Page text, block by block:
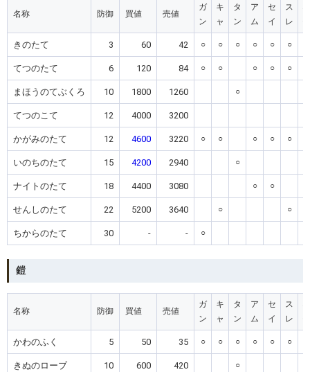
名称 防御 買値 売値
ガ
ン
キ
ャ
タ
ン
ア
ム
セ
イ
ス
レ
きのたて 3 60 42 ○ ○ ○ ○ ○ ○
てつのたて 6 120 84 ○ ○ ○ ○ ○
まほうのてぶくろ 10 1800 1260 ○
てつのこて 12 4000 3200
かがみのたて 12 4600 3220 ○ ○ ○ ○ ○
いのちのたて 15 4200 2940 ○
ナイトのたて 18 4400 3080 ○ ○
せんしのたて 22 5200 3640 ○ ○
ちからのたて 30 - - ○
鎧
名称 防御 買値 売値
ガ
ン
キ
ャ
タ
ン
ア
ム
セ
イ
ス
レ
かわのふく 5 50 35 ○ ○ ○ ○ ○ ○
きぬのローブ 10 600 420 ○